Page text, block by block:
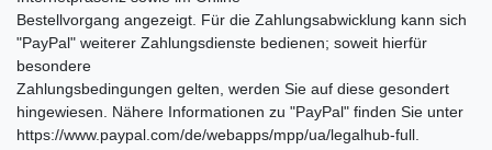
Bestellvorgang angezeigt. Für die Zahlungsabwicklung kann sich
"PayPal" weiterer Zahlungsdienste bedienen; soweit hierfür
besondere
Zahlungsbedingungen gelten, werden Sie auf diese gesondert
hingewiesen. Nähere Informationen zu "PayPal" finden Sie unter
https://www.paypal.com/de/webapps/mpp/ua/legalhub-full.